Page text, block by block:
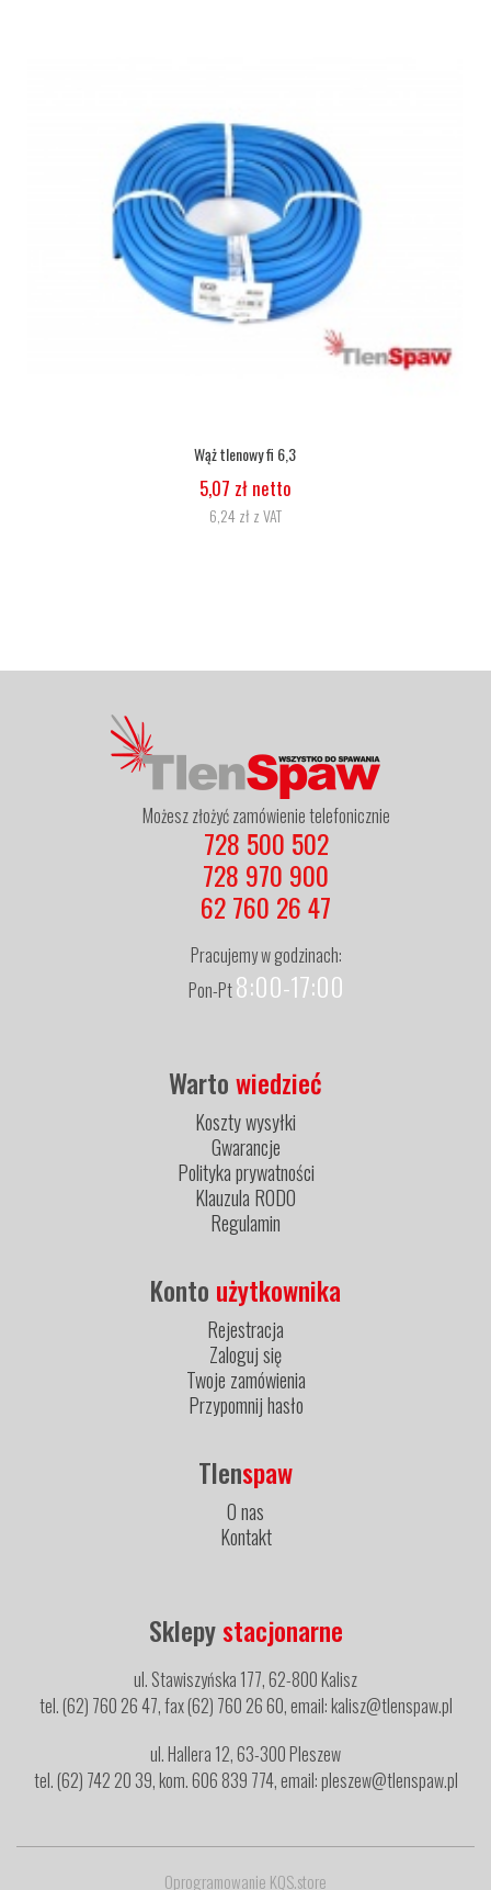
Wąż tlenowy fi 6,3
5,07 zł netto
6,24 zł z VAT
Możesz złożyć zamówienie telefonicznie
728 500 502
728 970 900
62 760 26 47
Pracujemy w godzinach:
Pon-Pt8:00-17:00
Wartowiedzieć
Koszty wysyłki
Gwarancje
Polityka prywatności
Klauzula RODO
Regulamin
Konto użytkownika
Rejestracja
Zaloguj się
Twoje zamówienia
Przypomnij hasło
Tlenspaw
O nas
Kontakt
Sklepystacjonarne
ul. Stawiszyńska 177, 62-800 Kalisz
tel. (62) 760 26 47, fax (62) 760 26 60, email: kalisz@tlenspaw.pl
ul. Hallera 12, 63-300 Pleszew
tel. (62) 742 20 39, kom. 606 839 774, email: pleszew@tlenspaw.pl
Oprogramowanie KQS.store